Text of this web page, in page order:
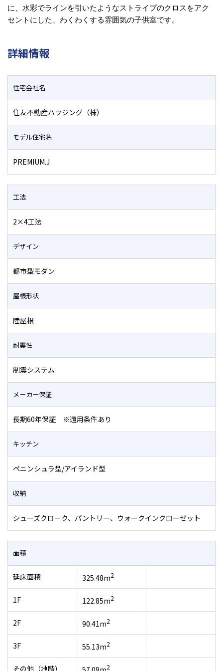
に、水彩でラインを引いたようなストライプのクロスをアク
セントにした、わくわくする雰囲気の子供室です。
詳細情報
住宅会社名
住友不動産ハウジング（株）
モデル住宅名
PREMIUM.J
工法
2×4工法
デザイン
都市型モダン
屋根形状
陸屋根
耐震性
制震システム
メーカー保証
長期60年保証 ※適用条件あり
キッチン
ペニンシュラ型/アイランド型
収納
シューズクローク、パントリー、ウォークインクローゼット
面積
延床面積 325.48m2
1F 122.85m2
2F 90.41m2
3F 55.13m2
その他（地階） 2